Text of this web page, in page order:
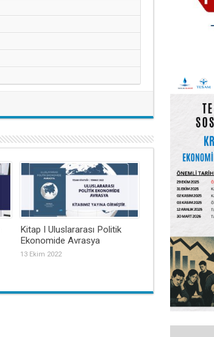
Kitap I Uluslararası Politik
Ekonomide Avrasya
13 Ekim 2022